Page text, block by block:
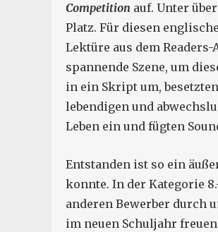
Competition auf. Unter
Platz. Für diesen
Lektüre aus dem
spannende Szene, um
in ein Skript um,
lebendigen und
Leben ein und fügten
Entstanden ist so ein
konnte. In der Kategorie
anderen Bewerber durch
im neuen Schuljahr